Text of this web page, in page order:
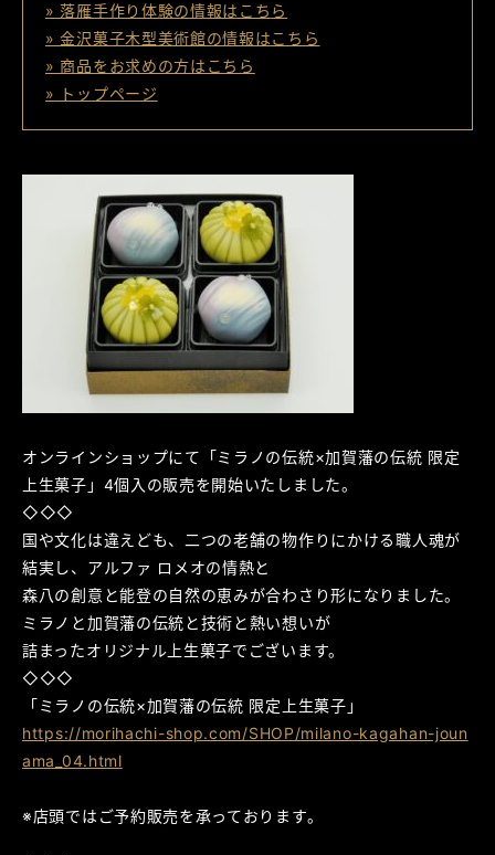
» 落雁手作り体験の情報はこちら
» 金沢菓子木型美術館の情報はこちら
» 商品をお求めの方はこちら
» トップページ
オンラインショップにて「ミラノの伝統×加賀藩の伝統 限定
上生菓子」4個入の販売を開始いたしました。
◇◇◇
国や文化は違えども、二つの老舗の物作りにかける職人魂が
結実し、アルファ ロメオの情熱と
森八の創意と能登の自然の恵みが合わさり形になりました。
ミラノと加賀藩の伝統と技術と熱い想いが
詰まったオリジナル上生菓子でございます。
◇◇◇
「ミラノの伝統×加賀藩の伝統 限定上生菓子」
https://morihachi-shop.com/SHOP/milano-kagahan-joun
ama_04.html
※店頭ではご予約販売を承っております。